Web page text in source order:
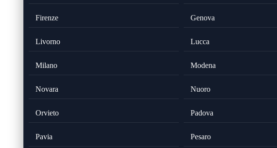
Firenze Genova
Livorno Lucca
Milano Modena
Novara Nuoro
Orvieto Padova
Pavia Pesaro